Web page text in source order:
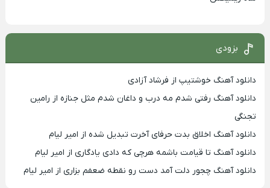
بزودی
دانلود آهنگ خوشتیپ از فرشاد آزادی
دانلود آهنگ رفتی شدم مه درب و داغان شدم مثل جنازه از رامین
تجنگی
دانلود آهنگ اخلاق بدت حرفای آخرت تبدیل شده از امیر لیام
دانلود آهنگ تا قیامت باشمه هرچی که دادی یادگاری از امیر لیام
دانلود آهنگ چجور دلت آمد دست رو نقطه ضعفم بزاری از امیر لیام